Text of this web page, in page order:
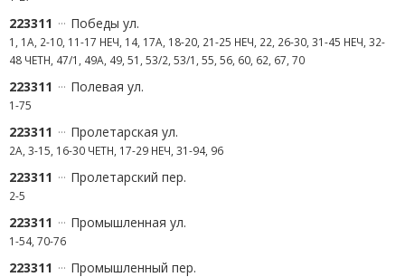
223311 Победы ул.
1, 1А, 2-10, 11-17 НЕЧ, 14, 17А, 18-20, 21-25 НЕЧ, 22, 26-30, 31-45 НЕЧ, 32-
48 ЧЕТН, 47/1, 49А, 49, 51, 53/2, 53/1, 55, 56, 60, 62, 67, 70
223311 Полевая ул.
1-75
223311 Пролетарская ул.
2А, 3-15, 16-30 ЧЕТН, 17-29 НЕЧ, 31-94, 96
223311 Пролетарский пер.
2-5
223311 Промышленная ул.
1-54, 70-76
223311 Промышленный пер.